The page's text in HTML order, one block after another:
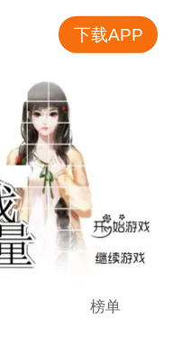
榜单
下载APP